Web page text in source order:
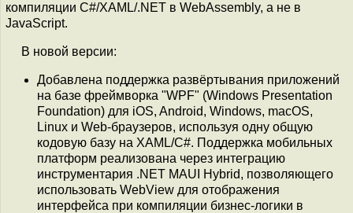
компиляции C#/XAML/.NET в WebAssembly, а не в
JavaScript.
В новой версии:
Добавлена поддержка развёртывания приложений
на базе фреймворка "WPF" (Windows Presentation
Foundation) для iOS, Android, Windows, macOS,
Linux и Web-браузеров, используя одну общую
кодовую базу на XAML/C#. Поддержка мобильных
платформ реализована через интеграцию
инструментария .NET MAUI Hybrid, позволяющего
использовать WebView для отображения
интерфейса при компиляции бизнес-логики в